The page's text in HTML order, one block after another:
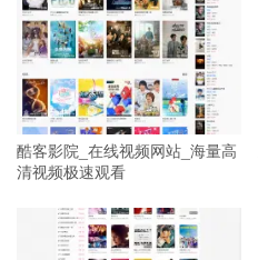
酷客影院_在线视频网站_海量高
清视频极速观看